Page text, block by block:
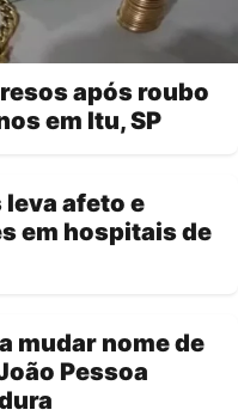
após roubo
em Itu, SP
afeto e
em hospitais de
mudar nome de
Pessoa